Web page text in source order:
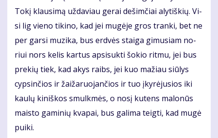
To­kį klau­si­mą už­da­viau ge­rai de­šim­čiai aly­tiš­kių. Vi­
si lig vie­no ti­ki­no, kad jei mu­gė­je gros tran­ki, bet ne
per gar­si mu­zi­ka, bus erd­vės stai­ga gi­mu­siam no­
riui nors ke­lis kar­tus ap­si­suk­ti šo­kio rit­mu, jei bus
pre­kių tiek, kad akys raibs, jei kuo ma­žiau siū­lys
cyp­sin­čios ir žai­ža­ruo­jan­čios ir tuo įky­rė­ju­sios iki
kau­lų ki­niš­kos smul­kmės, o no­sį ku­tens ma­lo­nūs
mais­to ga­mi­nių kva­pai, bus ga­li­ma teig­ti, kad mu­gė
pui­ki.